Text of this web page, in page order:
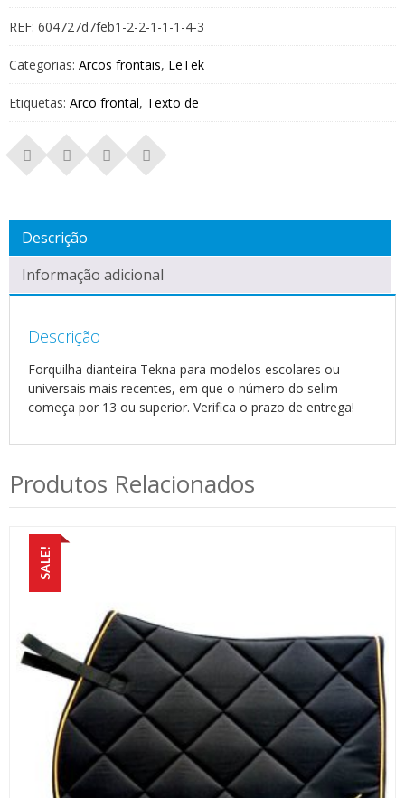
REF: 604727d7feb1-2-2-1-1-1-4-3
Categorias: Arcos frontais, LeTek
Etiquetas: Arco frontal, Texto de
Descrição
Informação adicional
Descrição
Forquilha dianteira Tekna para modelos escolares ou
universais mais recentes, em que o número do selim
começa por 13 ou superior. Verifica o prazo de entrega!
Produtos Relacionados
SALE!